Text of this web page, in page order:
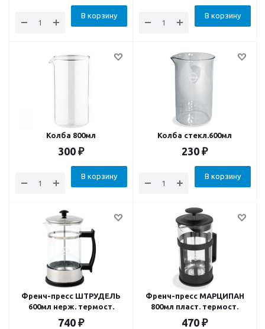
В корзину В корзину
Колба 800мл
300 ₽
В корзину
Колба стекл.600мл
230 ₽
В корзину
Френч-пресс ШТРУДЕЛЬ
600мл нерж. термост.
740 ₽
Френч-пресс МАРЦИПАН
800мл пласт. термост.
470 ₽